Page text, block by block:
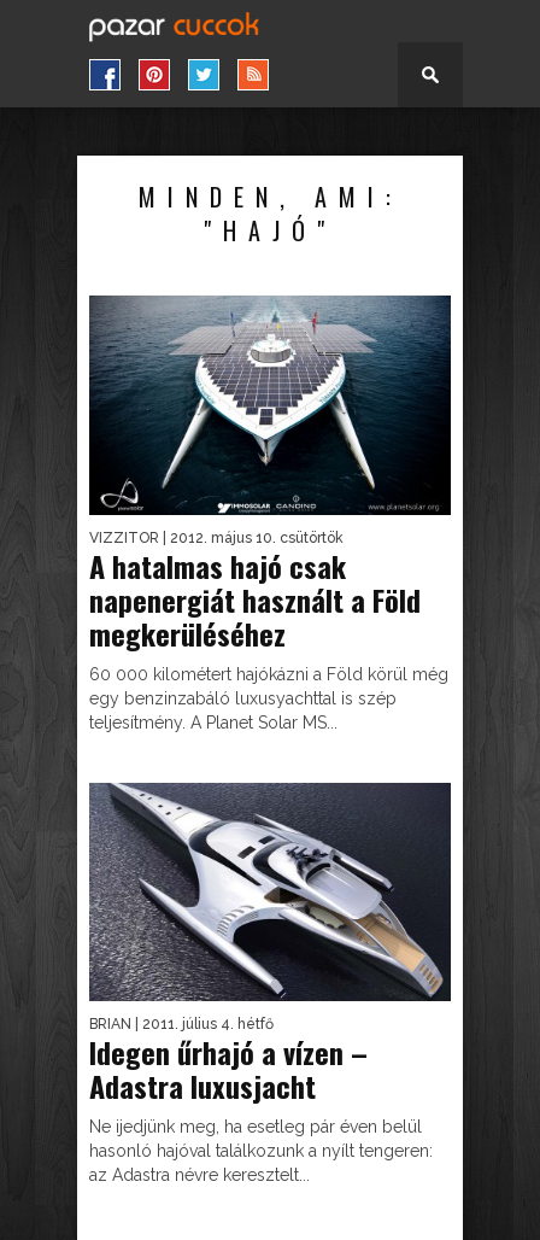
MINDEN, AMI:
"HAJÓ"
VIZZITOR | 2012. május 10. csütörtök
A hatalmas hajó csak
napenergiát használt a Föld
megkerüléséhez
60 000 kilométert hajókázni a Föld körül még
egy benzinzabáló luxusyachttal is szép
teljesítmény. A Planet Solar MS...
BRIAN | 2011. július 4. hétfő
Idegen űrhajó a vízen –
Adastra luxusjacht
Ne ijedjünk meg, ha esetleg pár éven belül
hasonló hajóval találkozunk a nyílt tengeren:
az Adastra névre keresztelt...